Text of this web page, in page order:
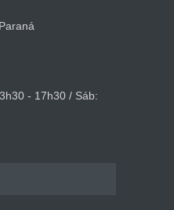
- 17h30 / Sáb: